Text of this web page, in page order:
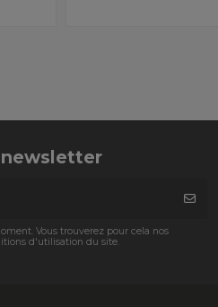
Vous trouverez pour cela nos
d'utilisation du site.